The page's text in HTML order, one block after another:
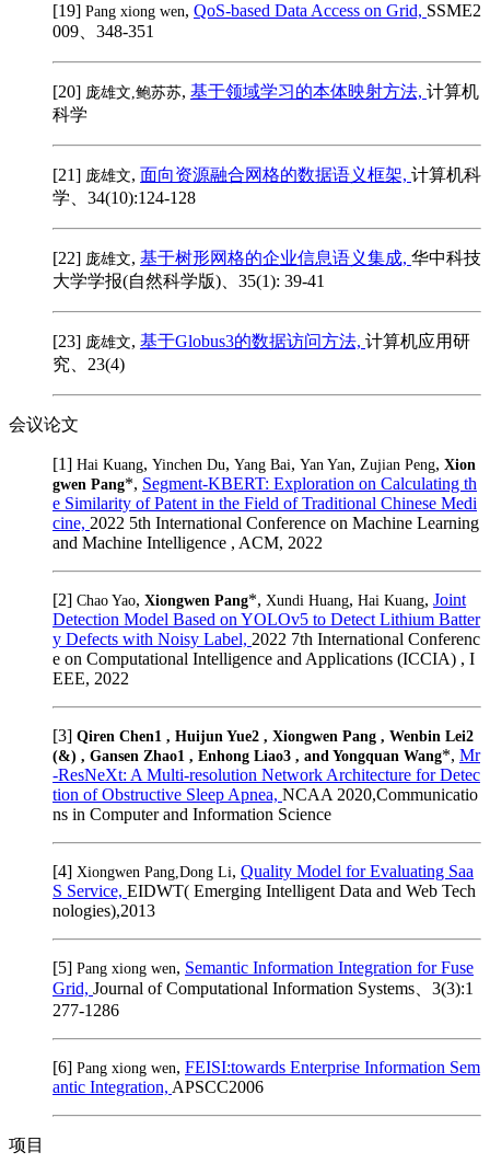
[19] Pang xiong wen, QoS-based Data Access on Grid, SSME2
009、348-351
[20] 庞雄文,鲍苏苏, 基于领域学习的本体映射方法, 计算机
科学
[21] 庞雄文, 面向资源融合网格的数据语义框架, 计算机科
学、34(10):124-128
[22] 庞雄文, 基于树形网格的企业信息语义集成, 华中科技
大学学报(自然科学版)、35(1): 39-41
[23] 庞雄文, 基于Globus3的数据访问方法, 计算机应用研
究、23(4)
会议论文
[1] Hai Kuang, Yinchen Du, Yang Bai, Yan Yan, Zujian Peng, Xion
gwen Pang*, Segment-KBERT: Exploration on Calculating th
e Similarity of Patent in the Field of Traditional Chinese Medi
cine, 2022 5th International Conference on Machine Learning
and Machine Intelligence , ACM, 2022
[2] Chao Yao, Xiongwen Pang*, Xundi Huang, Hai Kuang, Joint
Detection Model Based on YOLOv5 to Detect Lithium Batter
y Defects with Noisy Label, 2022 7th International Conferenc
e on Computational Intelligence and Applications (ICCIA) , I
EEE, 2022
[3] Qiren Chen1 , Huijun Yue2 , Xiongwen Pang , Wenbin Lei2
(&) , Gansen Zhao1 , Enhong Liao3 , and Yongquan Wang*, Mr
-ResNeXt: A Multi-resolution Network Architecture for Detec
tion of Obstructive Sleep Apnea, NCAA 2020,Communicatio
ns in Computer and Information Science
[4] Xiongwen Pang,Dong Li, Quality Model for Evaluating Saa
S Service, EIDWT( Emerging Intelligent Data and Web Tech
nologies),2013
[5] Pang xiong wen, Semantic Information Integration for Fuse
Grid, Journal of Computational Information Systems、3(3):1
277-1286
[6] Pang xiong wen, FEISI:towards Enterprise Information Sem
antic Integration, APSCC2006
项目